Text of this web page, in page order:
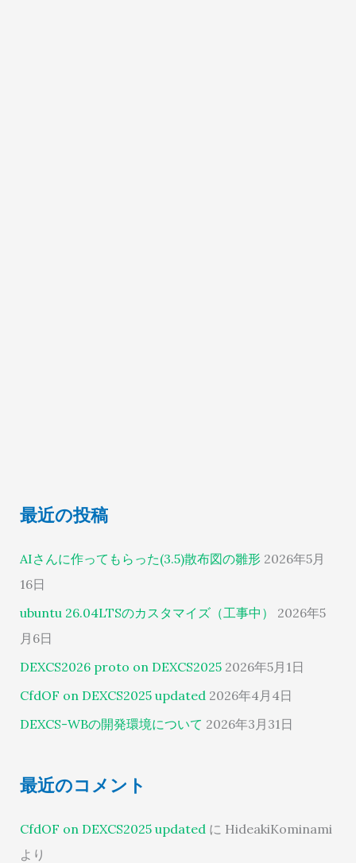
最近の投稿
AIさんに作ってもらった(3.5)散布図の雛形 2026年5月
16日
ubuntu 26.04LTSのカスタマイズ（工事中）
2026年5
月6日
DEXCS2026 proto on DEXCS2025 2026年5月1日
CfdOF on DEXCS2025 updated 2026年4月4日
DEXCS-WBの開発環境について 2026年3月31日
最近のコメント
CfdOF on DEXCS2025 updated に HideakiKominami
より